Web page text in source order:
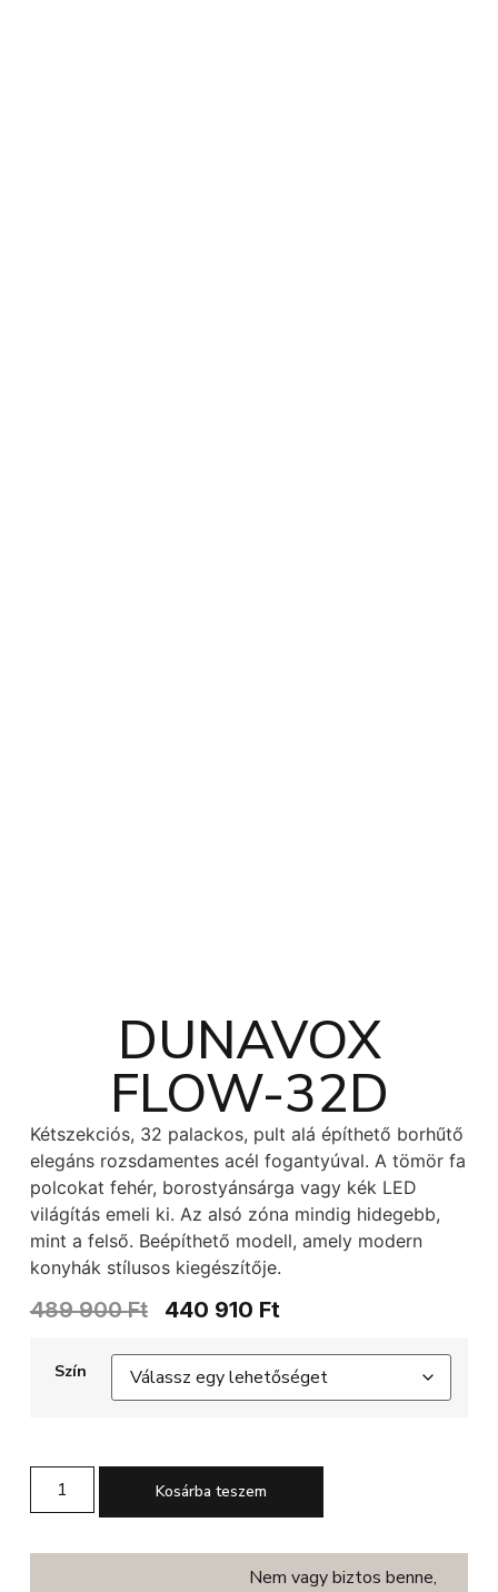
DUNAVOX
FLOW-32D
Kétszekciós, 32 palackos, pult alá építhető borhűtő
elegáns rozsdamentes acél fogantyúval. A tömör fa
polcokat fehér, borostyánsárga vagy kék LED
világítás emeli ki. Az alsó zóna mindig hidegebb,
mint a felső. Beépíthető modell, amely modern
konyhák stílusos kiegészítője.
489 900Ft 440 910 Ft
Szín
Kosárba teszem
Nem vagy biztos benne,